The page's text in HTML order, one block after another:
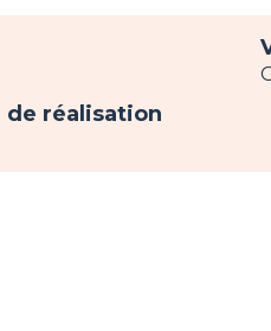
de réalisation